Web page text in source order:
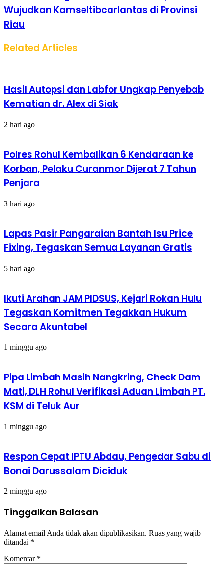
Wujudkan Kamseltibcarlantas di Provinsi
Riau
Related Articles
Hasil Autopsi dan Labfor Ungkap Penyebab
Kematian dr. Alex di Siak
2 hari ago
Polres Rohul Kembalikan 6 Kendaraan ke
Korban, Pelaku Curanmor Dijerat 7 Tahun
Penjara
3 hari ago
Lapas Pasir Pangaraian Bantah Isu Price
Fixing, Tegaskan Semua Layanan Gratis
5 hari ago
Ikuti Arahan JAM PIDSUS, Kejari Rokan Hulu
Tegaskan Komitmen Tegakkan Hukum
Secara Akuntabel
1 minggu ago
Pipa Limbah Masih Nangkring, Check Dam
Mati, DLH Rohul Verifikasi Aduan Limbah PT.
KSM di Teluk Aur
1 minggu ago
Respon Cepat IPTU Abdau, Pengedar Sabu di
Bonai Darussalam Diciduk
2 minggu ago
Tinggalkan Balasan
Alamat email Anda tidak akan dipublikasikan. Ruas yang wajib
ditandai *
Komentar *